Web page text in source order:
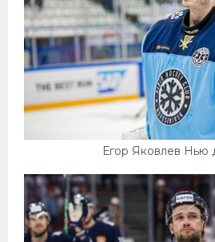
Егор Яковлев Нью